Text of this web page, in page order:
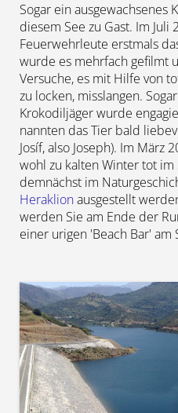
Sogar ein ausgewachsenes
diesem See zu Gast. Im Juli
Feuerwehrleute erstmals
wurde es mehrfach gefilmt
Versuche, es mit Hilfe von
zu locken, misslangen.
Krokodiljäger wurde
nannten das Tier bald
Josíf, also Joseph). Im März
wohl zu kalten Winter tot
demnächst im
Heraklionausgestellt
werden Sie am Ende der
einer urigen 'Beach Bar' am